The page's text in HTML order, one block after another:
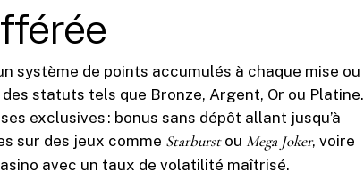
système de points accumulés à chaque mise ou
statuts tels que Bronze, Argent, Or ou Platine.
exclusives : bonus sans dépôt allant jusqu’à
sur des jeux comme Starburstou Mega Joker, voire
avec un taux de volatilité maîtrisé.